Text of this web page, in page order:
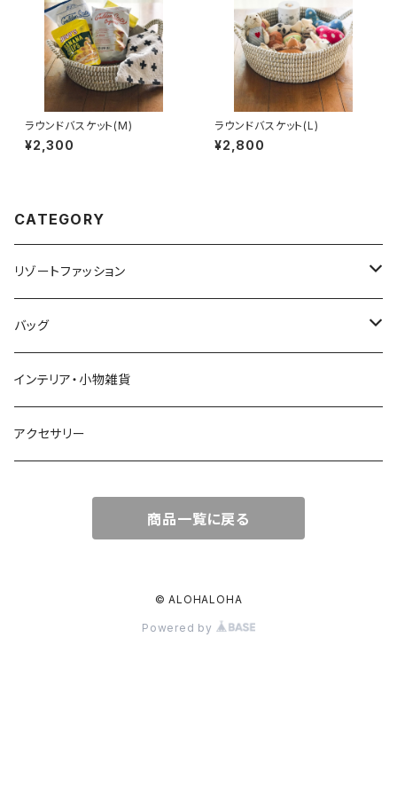
ラウンドバスケット(M)
¥2,300
ラウンドバスケット(L)
¥2,800
CATEGORY
リゾートファッション
トップス
ワンピース
オールインワン
バッグ
かごバッグ
ポーチ・クラッチ
インテリア・小物雑貨
アクセサリー
商品一覧に戻る
© ALOHALOHA
Powered by